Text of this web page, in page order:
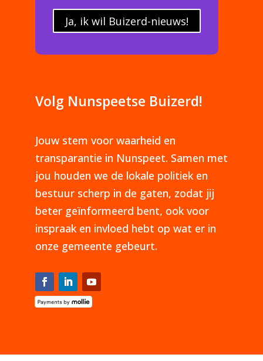
Ja, ik wil Buizerd-nieuws!
Volg Nunspeetse Buizerd!
Jouw stem voor waarheid en
transparantie in Nunspeet. Samen met
jou houden we de lokale politiek en
bestuur scherp in de gaten, zodat jij
beter geïnformeerd bent, ook voor
inspraak en invloed hebt op wat er in
onze gemeente gebeurt.